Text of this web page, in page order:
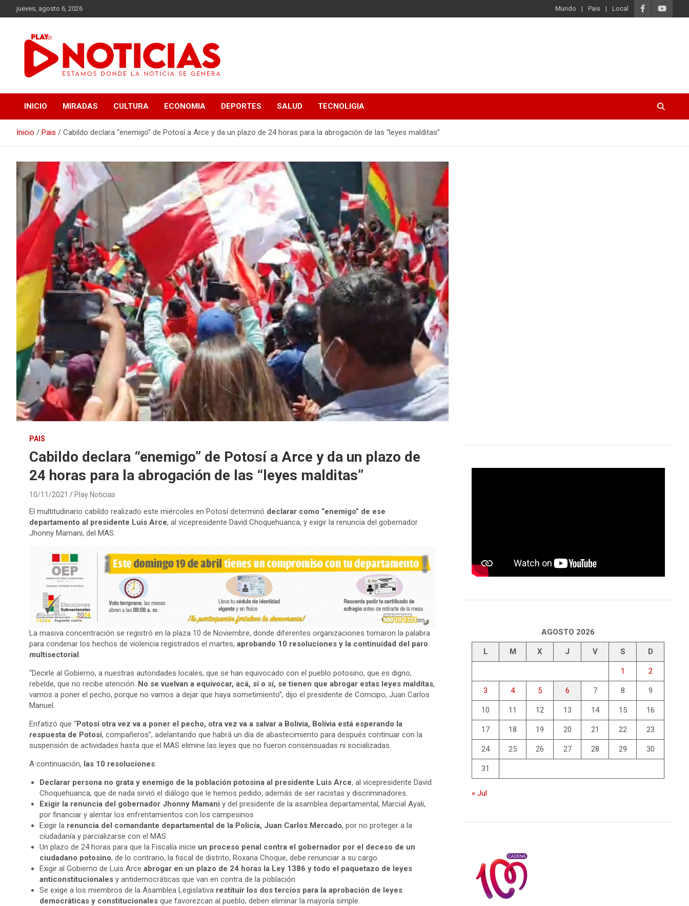
Saltar
al
jueves, agosto 6, 2026 Mundo Pais Local
Play Noticias
INICIO MIRADAS CULTURA ECONOMIA DEPORTES SALUD TECNOLIGIA
Inicio Pais Cabildo declara “enemigo” de Potosí a Arce y da un plazo de 24 horas para la abrogación de las “leyes malditas”
PAIS
Cabildo declara “enemigo” de Potosí a Arce y da un plazo de
24 horas para la abrogación de las “leyes malditas”
10/11/2021 Play Noticias
El multitudinario cabildo realizado este miércoles en Potosí determinó declarar como “enemigo” de ese
departamento al presidente Luis Arce, al vicepresidente David Choquehuanca, y exigir la renuncia del gobernador
Jhonny Mamani, del MAS.
La masiva concentración se registró en la plaza 10 de Noviembre, donde diferentes organizaciones tomaron la palabra
para condenar los hechos de violencia registrados el martes, aprobando 10 resoluciones y la continuidad del paro
multisectorial
“Decirle al Gobierno, a nuestras autoridades locales, que se han equivocado con el pueblo potosino, que es digno,
rebelde, que no recibe atención. No se vuelvan a equivocar, acá, sí o sí, se tienen que abrogar estas leyes malditas,
vamos a poner el pecho, porque no vamos a dejar que haya sometimiento”, dijo el presidente de Comcipo, Juan Carlos
Manuel.
Enfatizó que “Potosí otra vez va a poner el pecho, otra vez va a salvar a Bolivia, Bolivia está esperando la
respuesta de Potosí, compañeros”, adelantando que habrá un día de abastecimiento para después continuar con la
suspensión de actividades hasta que el MAS elimine las leyes que no fueron consensuadas ni socializadas.
A continuación, las 10 resoluciones:
Declarar persona no grata y enemigo de la población potosina al presidente Luis Arce, al vicepresidente David
Choquehuanca, que de nada sirvió el diálogo que le hemos pedido, además de ser racistas y discriminadores.
Exigir la renuncia del gobernador Jhonny Mamani y del presidente de la asamblea departamental, Marcial Ayali,
por financiar y alentar los enfrentamientos con los campesinos
Exigir la renuncia del comandante departamental de la Policía, Juan Carlos Mercado, por no proteger a la
ciudadanía y parcializarse con el MAS.
Un plazo de 24 horas para que la Fiscalía inicie un proceso penal contra el gobernador por el deceso de un
ciudadano potosino, de lo contrario, la fiscal de distrito, Roxana Choque, debe renunciar a su cargo.
Exigir al Gobierno de Luis Arce abrogar en un plazo de 24 horas la Ley 1386 y todo el paquetazo de leyes
anticonstitucionales y antidemocráticas que van en contra de la población.
Se exige a los miembros de la Asamblea Legislativa restituir los dos tercios para la aprobación de leyes
democráticas y constitucionales que favorezcan al pueblo, deben eliminar la mayoría simple.
AGOSTO 2026
L M X J V S D
1 2
3 4 5 6 7 8 9
10 11 12 13 14 15 16
17 18 19 20 21 22 23
24 25 26 27 28 29 30
31
« Jul